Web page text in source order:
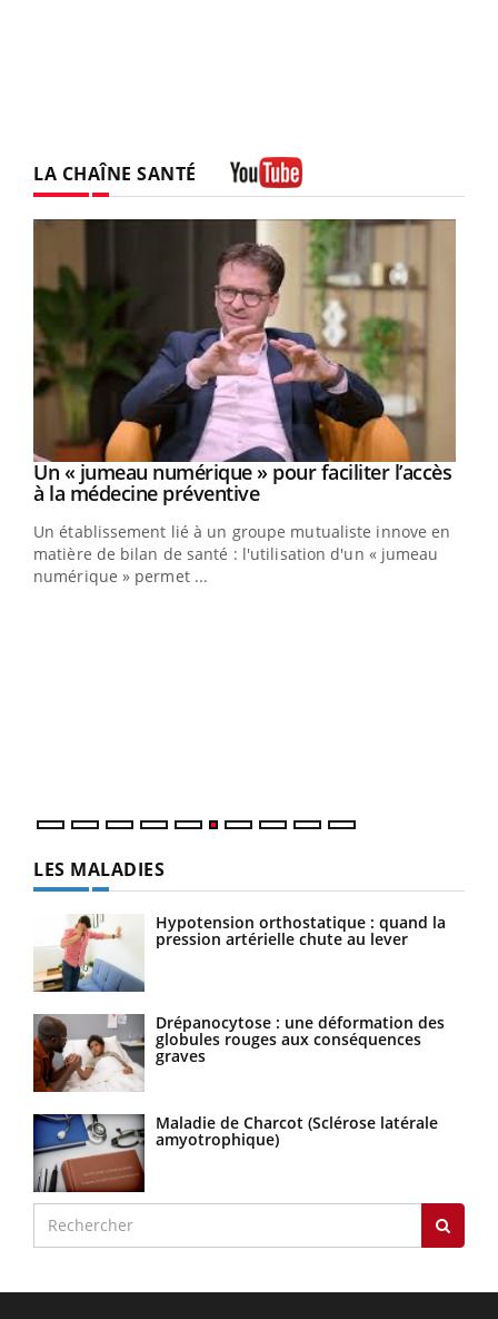
LA CHAÎNE SANTÉ
Youtube
Un « jumeau numérique » pour faciliter l’accès
à la médecine préventiveYoutube
Un établissement lié à un groupe mutualiste innove en
matière de bilan de santé : l'utilisation d'un « jumeau
numérique » permet ...
LES MALADIES
Hypotension orthostatique : quand la
pression artérielle chute au lever
Drépanocytose : une déformation des
globules rouges aux conséquences
graves
Maladie de Charcot (Sclérose latérale
amyotrophique)